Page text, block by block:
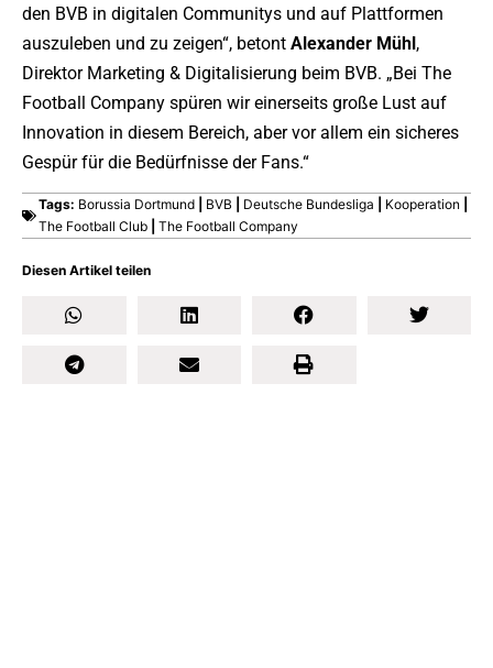
Diesen Artikel teilen
den BVB in digitalen Communitys und auf Plattformen
auszuleben und zu zeigen“, betont Alexander Mühl,
Direktor Marketing & Digitalisierung beim BVB. „Bei The
Football Company spüren wir einerseits große Lust auf
Innovation in diesem Bereich, aber vor allem ein sicheres
Gespür für die Bedürfnisse der Fans.“
Tags: Borussia Dortmund BVB Deutsche Bundesliga Kooperation
The Football Club
The Football Company